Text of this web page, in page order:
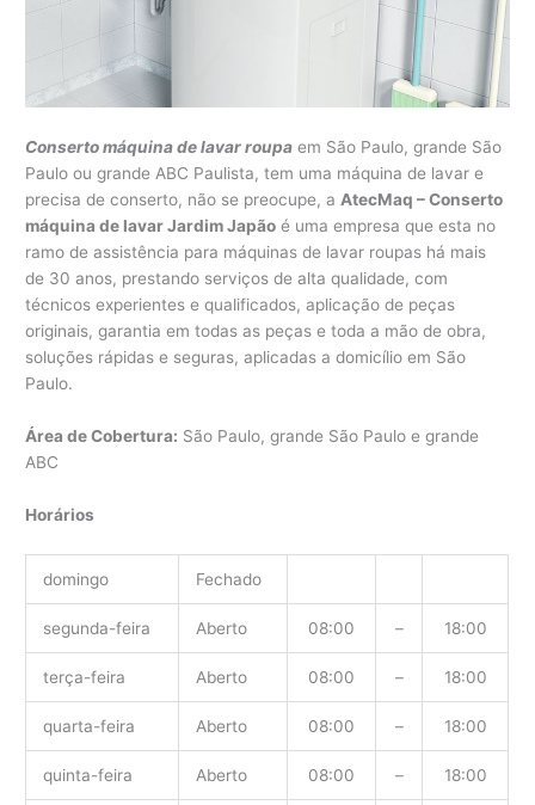
Conserto máquina de lavar roupa em São Paulo, grande São
Paulo ou grande ABC Paulista, tem uma máquina de lavar e
precisa de conserto, não se preocupe, aAtecMaq – Conserto
máquina de lavar Jardim Japão é uma empresa que esta no
ramo de assistência para máquinas de lavar roupas há mais
de 30 anos, prestando serviços de alta qualidade, com
técnicos experientes e qualificados, aplicação de peças
originais, garantia em todas as peças e toda a mão de obra,
soluções rápidas e seguras, aplicadas a domicílio em São
Paulo.
Área de Cobertura: São Paulo, grande São Paulo e grande
ABC
Horários
domingo Fechado
segunda-feira Aberto 08:00 – 18:00
terça-feira Aberto 08:00 – 18:00
quarta-feira Aberto 08:00 – 18:00
quinta-feira Aberto 08:00 – 18:00